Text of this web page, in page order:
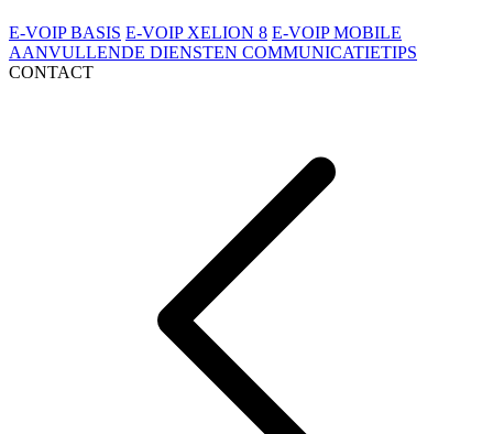
E-VOIP BASIS E-VOIP XELION 8 E-VOIP MOBILE
AANVULLENDE DIENSTEN COMMUNICATIETIPS
CONTACT